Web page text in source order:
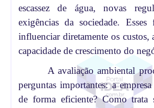
escassez de água, novas
exigências da sociedade. Esses
influenciar diretamente os custos,
capacidade de crescimento do
A avaliação ambiental
perguntas importantes: a
de forma eficiente? Como trata